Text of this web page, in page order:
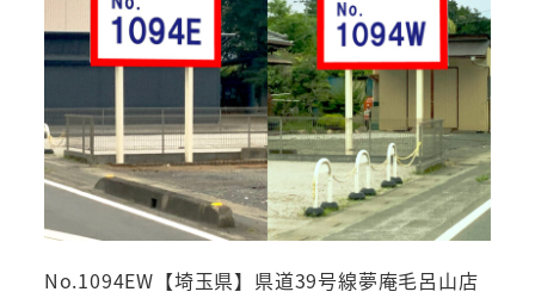
No.1094EW【埼玉県】県道39号線夢庵毛呂山店